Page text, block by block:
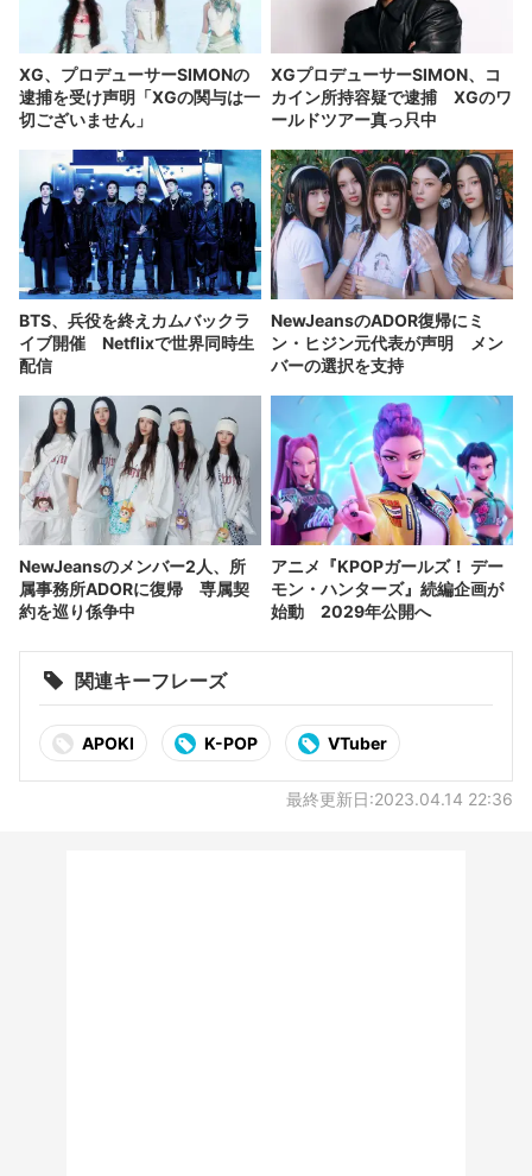
XG、プロデューサーSIMONの
逮捕を受け声明「XGの関与は一
切ございません」
XGプロデューサーSIMON、コ
カイン所持容疑で逮捕 XGのワ
ールドツアー真っ只中
BTS、兵役を終えカムバックラ
イブ開催 Netflixで世界同時生
配信
NewJeansのADOR復帰にミ
ン・ヒジン元代表が声明 メン
バーの選択を支持
NewJeansのメンバー2人、所
属事務所ADORに復帰 専属契
約を巡り係争中
アニメ『KPOPガールズ！ デー
モン・ハンターズ』続編企画が
始動 2029年公開へ
関連キーフレーズ
APOKI K-POP VTuber
最終更新日:2023.04.14 22:36